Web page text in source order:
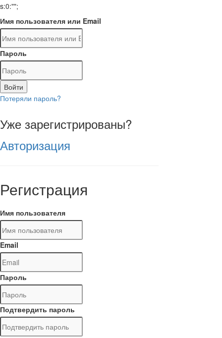
s:0:"";
Имя пользователя или Email
Пароль
Войти
Потеряли пароль?
Уже зарегистрированы?
Авторизация
Регистрация
Имя пользователя
Email
Пароль
Подтвердить пароль